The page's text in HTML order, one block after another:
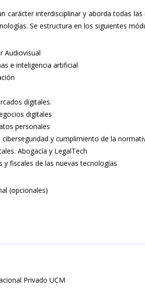
carácter interdisciplinar y aborda todas
Se estructura en los siguientes
Audiovisual
e inteligencia artificial
digitales.
digitales
personales
y cumplimiento de la
Abogacía y LegalTech
y fiscales de las nuevas tecnologías
(opcionales)
Privado UCM